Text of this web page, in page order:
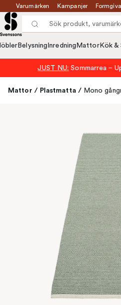
Varumärken Kampanjer
Belysning Inredning MattorKök &
JUST NU: Sommarrea –
Mattor / Plastmatta / Mono